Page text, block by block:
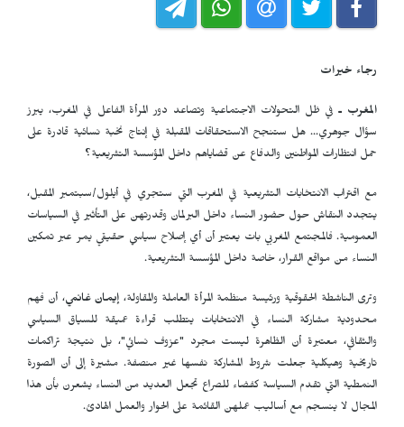
رجاء خيرات
المغرب ـفي ظل التحولات الاجتماعية وتصاعد دور المرأة الفاعل في المغرب، يبرز
سؤال جوهري... هل ستنجح الاستحقاقات المقبلة في إنتاج نخبة نسائية قادرة على
حمل انتظارات المواطنين والدفاع عن قضاياهم داخل المؤسسة التشريعية؟
مع اقتراب الانتخابات التشريعية في المغرب التي ستجري في أيلول/سبتمبر المقبل،
يتجدد النقاش حول حضور النساء داخل البرلمان وقدرتهن على التأثير في السياسات
العمومية. فالمجتمع المغربي بات يعتبر أن أي إصلاح سياسي حقيقي يمر عبر تمكين
النساء من مواقع القرار، خاصة داخل المؤسسة التشريعية.
وترى الناشطة الحقوقية ورئيسة منظمة المرأة العاملة والمقاولة،إيمان غانمي، أن فهم
محدودية مشاركة النساء في الانتخابات يتطلب قراءة عميقة للسياق السياسي
والثقافي، معتبرة أن الظاهرة ليست مجرد "عزوف نسائي"، بل نتيجة تراكمات
تاريخية وهيكلية جعلت شروط المشاركة نفسها غير منصفة. مشيرة إلى أن الصورة
النمطية التي تقدم السياسة كفضاء للصراع تجعل العديد من النساء يشعرن بأن هذا
المجال لا ينسجم مع أساليب عملهن القائمة على الحوار والعمل الهادئ.